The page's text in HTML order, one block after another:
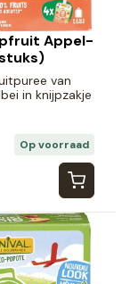
Appel-
van
in knijpzakje
Op voorraad